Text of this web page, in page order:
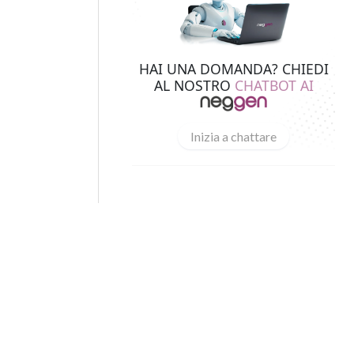
HAI UNA DOMANDA? CHIEDI
AL NOSTRO CHATBOT AI
Inizia a chattare